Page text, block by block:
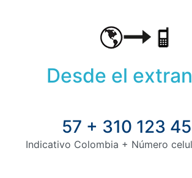
Desde el
57 + 310 123
Indicativo Colombia + Número